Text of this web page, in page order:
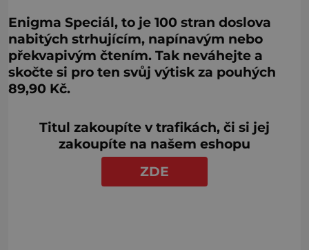
Enigma Speciál, to je 100 stran doslova
nabitých strhujícím, napínavým nebo
překvapivým čtením. Tak neváhejte a
skočte si pro ten svůj výtisk za pouhých
89,90 Kč.
Titul zakoupíte v trafikách, či si jej
zakoupíte na našem eshopu
ZDE